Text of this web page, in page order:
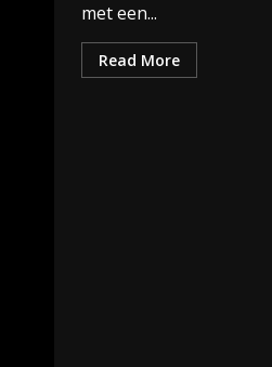
met een...
Read More